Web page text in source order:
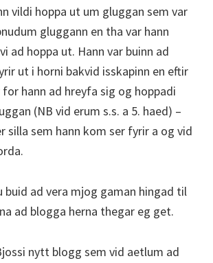
vildi hoppa ut um gluggan sem var
gluggann en tha var hann
ad hoppa ut. Hann var buinn ad
ut i horni bakvid isskapinn en eftir
hann ad hreyfa sig og hoppadi
(NB vid erum s.s. a 5. haed) –
silla sem hann kom ser fyrir a og vid
buid ad vera mjog gaman hingad til
ad blogga herna thegar eg get.
nytt blogg sem vid aetlum ad